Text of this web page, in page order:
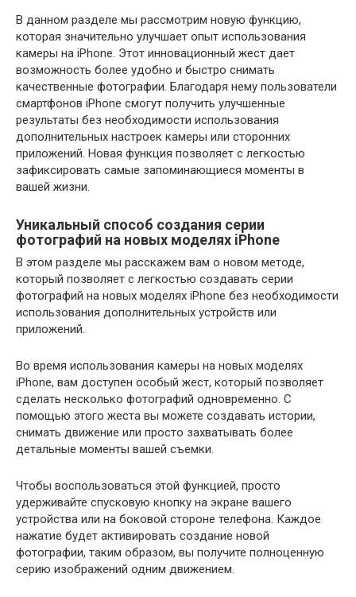
В данном разделе мы рассмотрим новую функцию,
которая значительно улучшает опыт использования
камеры на iPhone. Этот инновационный жест дает
возможность более удобно и быстро снимать
качественные фотографии. Благодаря нему пользователи
смартфонов iPhone смогут получить улучшенные
результаты без необходимости использования
дополнительных настроек камеры или сторонних
приложений. Новая функция позволяет с легкостью
зафиксировать самые запоминающиеся моменты в
вашей жизни.
Уникальный способ создания серии
фотографий на новых моделях iPhone
В этом разделе мы расскажем вам о новом методе,
который позволяет с легкостью создавать серии
фотографий на новых моделях iPhone без необходимости
использования дополнительных устройств или
приложений.
Во время использования камеры на новых моделях
iPhone, вам доступен особый жест, который позволяет
сделать несколько фотографий одновременно. С
помощью этого жеста вы можете создавать истории,
снимать движение или просто захватывать более
детальные моменты вашей съемки.
Чтобы воспользоваться этой функцией, просто
удерживайте спусковую кнопку на экране вашего
устройства или на боковой стороне телефона. Каждое
нажатие будет активировать создание новой
фотографии, таким образом, вы получите полноценную
серию изображений одним движением.